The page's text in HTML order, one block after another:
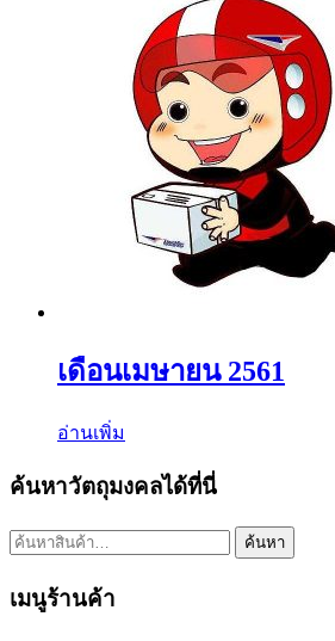
เดือนเมษายน 2561
อ่านเพิ่ม
ค้นหาวัตถุมงคลได้ที่นี่
ค้นหา: ค้นหา
เมนูร้านค้า